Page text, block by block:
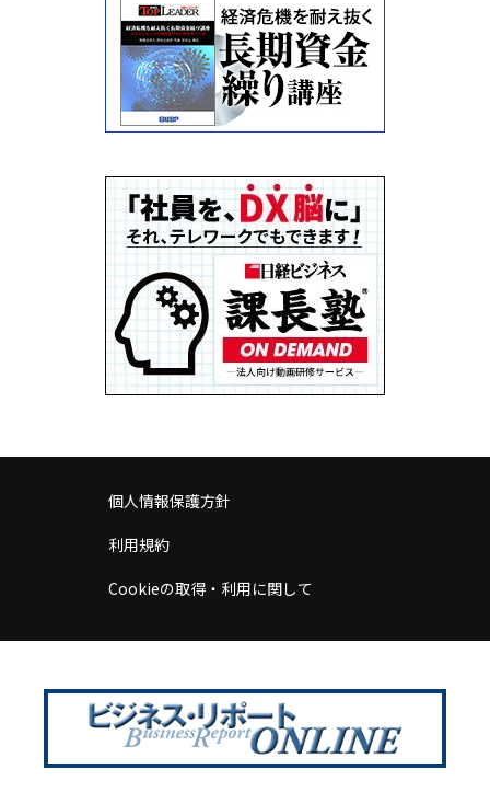
個人情報保護方針
利用規約
Cookieの取得・利用に関して